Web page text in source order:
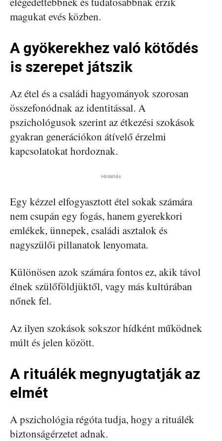
magukat evés közben.
A gyökerekhez való kötődés
is szerepet játszik
Az étel és a családi hagyományok szorosan
összefonódnak az identitással. A
pszichológusok szerint az étkezési szokások
gyakran generációkon átívelő érzelmi
kapcsolatokat hordoznak.
Hirdetés
Egy kézzel elfogyasztott étel sokak számára
nem csupán egy fogás, hanem gyerekkori
emlékek, ünnepek, családi asztalok és
nagyszülői pillanatok lenyomata.
Különösen azok számára fontos ez, akik távol
élnek szülőföldjüktől, vagy más kultúrában
nőnek fel.
Az ilyen szokások sokszor hídként működnek
múlt és jelen között.
A rituálék megnyugtatják az
elmét
A pszichológia régóta tudja, hogy a rituálék
biztonságérzetet adnak.